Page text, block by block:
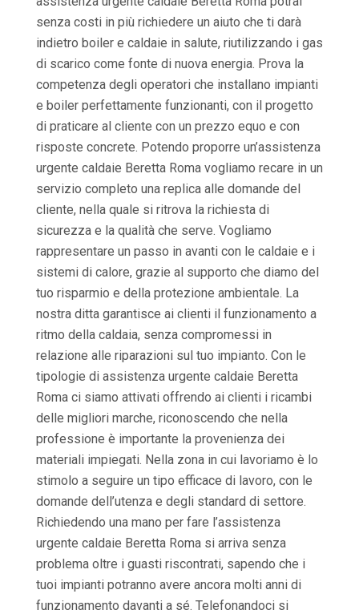
senza costi in più richiedere un aiuto che ti darà
indietro boiler e caldaie in salute, riutilizzando i gas
di scarico come fonte di nuova energia. Prova la
competenza degli operatori che installano impianti
e boiler perfettamente funzionanti, con il progetto
di praticare al cliente con un prezzo equo e con
risposte concrete. Potendo proporre un’assistenza
urgente caldaie Beretta Roma vogliamo recare in un
servizio completo una replica alle domande del
cliente, nella quale si ritrova la richiesta di
sicurezza e la qualità che serve. Vogliamo
rappresentare un passo in avanti con le caldaie e i
sistemi di calore, grazie al supporto che diamo del
tuo risparmio e della protezione ambientale. La
nostra ditta garantisce ai clienti il funzionamento a
ritmo della caldaia, senza compromessi in
relazione alle riparazioni sul tuo impianto. Con le
tipologie di assistenza urgente caldaie Beretta
Roma ci siamo attivati offrendo ai clienti i ricambi
delle migliori marche, riconoscendo che nella
professione è importante la provenienza dei
materiali impiegati. Nella zona in cui lavoriamo è lo
stimolo a seguire un tipo efficace di lavoro, con le
domande dell’utenza e degli standard di settore.
Richiedendo una mano per fare l’assistenza
urgente caldaie Beretta Roma si arriva senza
problema oltre i guasti riscontrati, sapendo che i
tuoi impianti potranno avere ancora molti anni di
funzionamento davanti a sé. Telefonandoci si